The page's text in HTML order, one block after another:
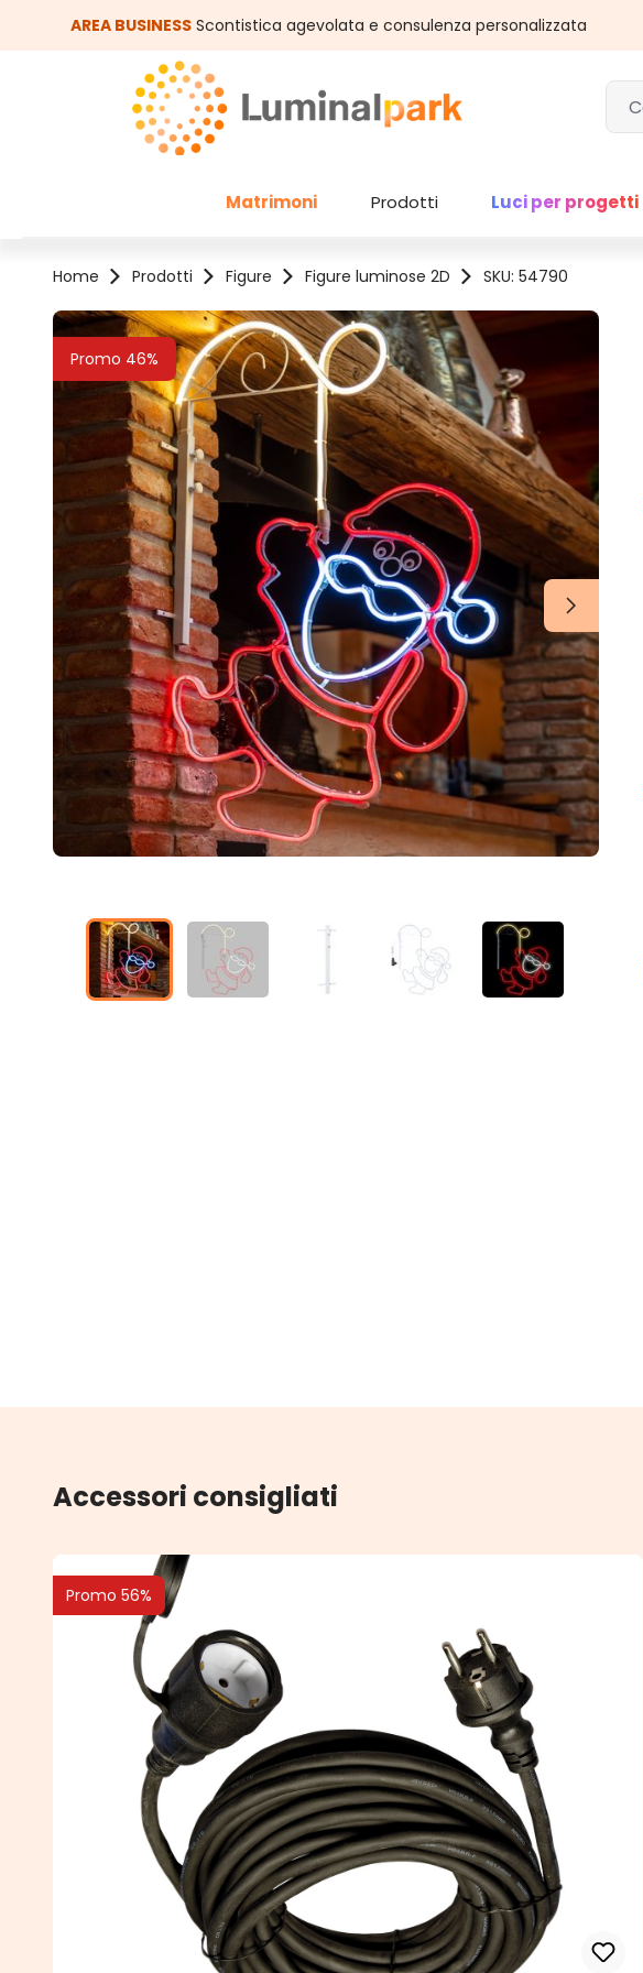
al contenuto principale
Salta alla ricerca
AREA BUSINESS Scontistica agevolata e consulenza personalizzata
Matrimoni Prodotti Luci per progetti
Home Prodotti Figure Figure luminose 2D SKU: 54790
Promo 46%
Salta la galleria di immagini
Accessori consigliati
Promo 56%